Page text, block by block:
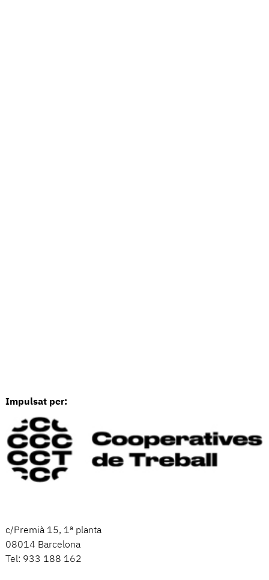
Impulsat per:
c/Premià 15, 1ª planta
08014 Barcelona
Tel: 933 188 162